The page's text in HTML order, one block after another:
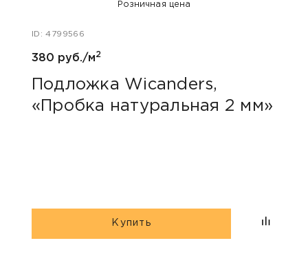
Розничная цена
ID: 4799566
380 руб./м2
Подложка Wicanders,
«Пробка натуральная 2 мм»
Купить